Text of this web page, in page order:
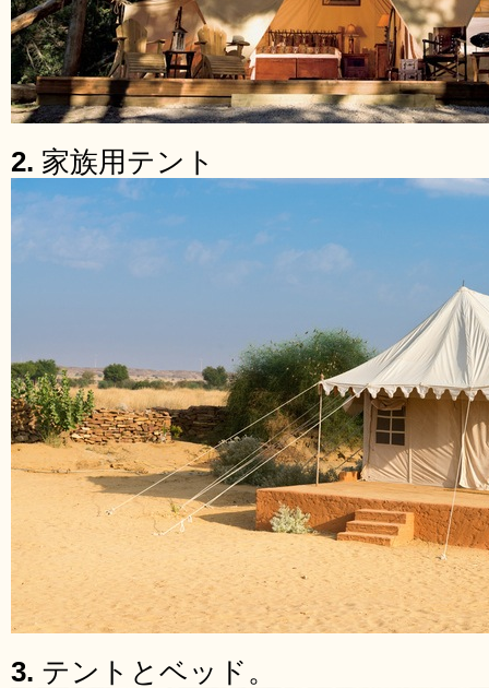
2. 家族用テント
3. テントとベッド。